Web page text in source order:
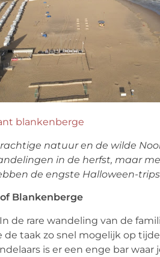
blankenberge
natuur en de wilde
in de herfst, maar
de engste Halloween-
Blankenberge
de rare wandeling van de
de taak zo snel mogelijk op
is er een enge bar